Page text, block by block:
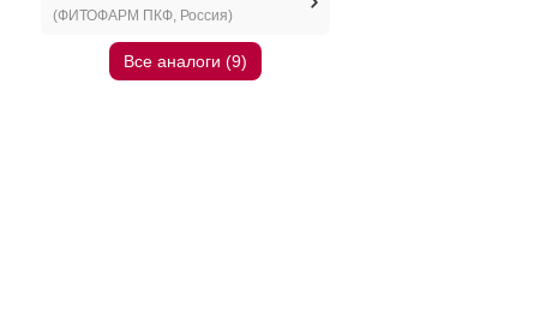
(ФИТОФАРМ ПКФ, Россия)
Все аналоги (9)